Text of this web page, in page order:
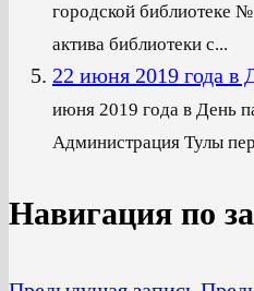
городской библиотеке №
актива библиотеки с...
22 июня 2019 года в
июня 2019 года в День
Администрация Тулы
Навигация по